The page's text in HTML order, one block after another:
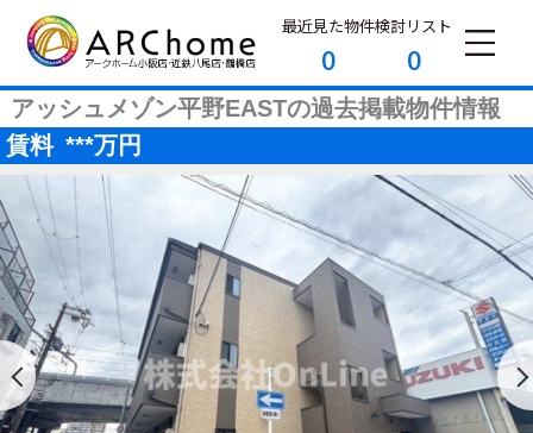
最近見た物件
0
検討リスト
0
アッシュメゾン平野EASTの過去掲載物件情報
賃料 ***万円